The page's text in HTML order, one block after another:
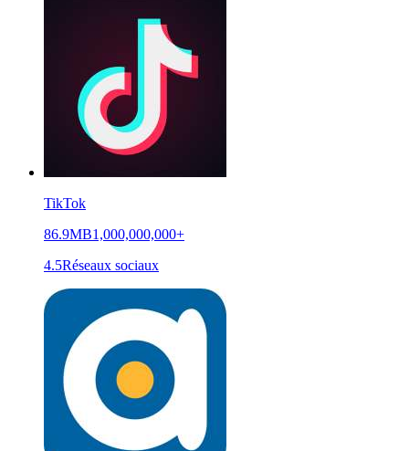
TikTok
86.9MB1,000,000,000+
4.5Réseaux sociaux